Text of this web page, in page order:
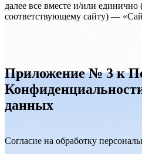
далее все вместе и/или
соответствующему сайту) —
Приложение № 3 к
данных
Согласие на обработку